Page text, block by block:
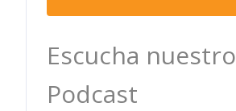
Escucha nuestro
Podcast